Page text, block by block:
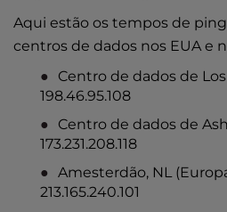
Aqui estão os tempos de ping
centros de dados nos EUA e
Centro de dados de
198.46.95.108
Centro de dados de
173.231.208.118
Amesterdão, NL
213.165.240.101